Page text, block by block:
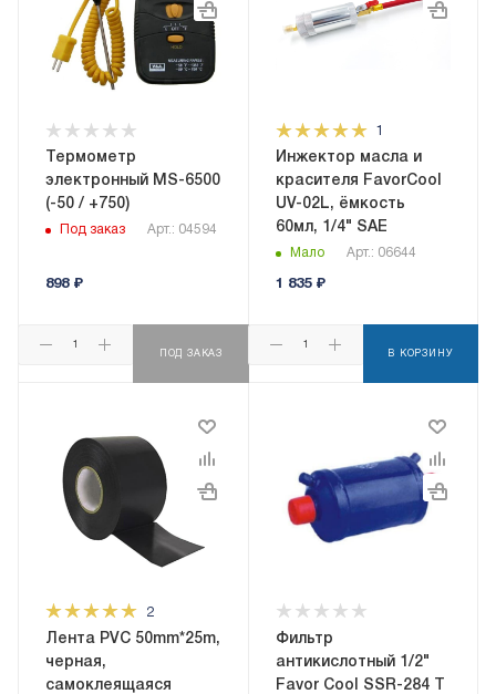
Термометр
электронный MS-6500
(-50 / +750)
Под заказ Арт.: 04594
898₽
ПОД ЗАКАЗ
1
Инжектор масла и
красителя FavorCool
UV-02L, ёмкость
60мл, 1/4" SAE
Мало Арт.: 06644
1 835₽
В КОРЗИНУ
2
Лента PVC 50mm*25m,
черная,
самоклеящаяся
Фильтр
антикислотный 1/2"
Favor Cool SSR-284 T